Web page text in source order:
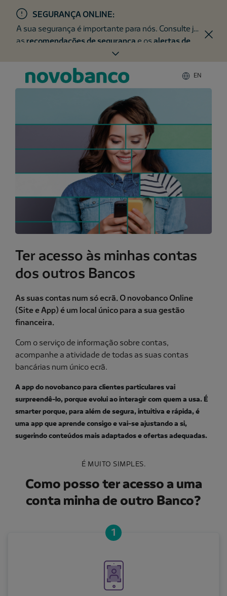
SEGURANÇA ONLINE:
A sua segurança é importante para nós. Consulte já
as recomendações de segurança e os alertas de
EN
Ter acesso às minhas contas
dos outros Bancos
As suas contas num só ecrã. O novobanco Online
(Site e App) é um local único para a sua gestão
financeira.
Com o serviço de informação sobre contas,
acompanhe a atividade de todas as suas contas
bancárias num único ecrã.
A app do novobanco para clientes particulares vai
surpreendê-lo, porque evolui ao interagir com quem a usa. É
smarter porque, para além de segura, intuitiva e rápida, é
uma app que aprende consigo e vai-se ajustando a si,
sugerindo conteúdos mais adaptados e ofertas adequadas.
É MUITO SIMPLES.
Como posso ter acesso a uma
conta minha de outro Banco?
1